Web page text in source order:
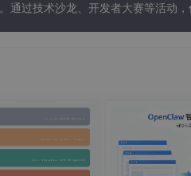
通过技术沙龙、开发者大赛等活动